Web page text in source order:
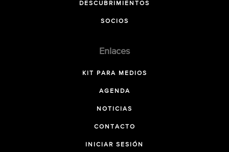
DESCUBRIMIENTOS
SOCIOS
Enlaces
KIT PARA MEDIOS
AGENDA
NOTICIAS
CONTACTO
INICIAR SESIÓN